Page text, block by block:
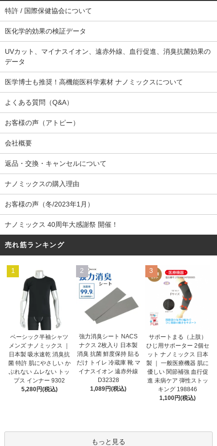
特許 / 国際保健協会について
医化学的効果の検証データ
UVカット、マイナスイオン、遠赤外線、血行促進、消臭抗菌効果の
データ
医学博士も推奨！高機能医科学素材 ナノミックスについて
よくある質問（Q&A）
お客様の声（アトピー）
会社概要
返品・交換・キャンセルについて
ナノミックスの購入理由
お客様の声（冬/2023年1月）
ナノミックス 40周年大感謝祭 開催！
売れ筋ランキング
1
ベーシック半袖シャツ
メンズ ナノミックス ｜
日本製 吸水速乾 消臭抗
菌 特許 肌にやさしい か
ぶれない ムレない トッ
プス インナー 9302
5,280円(税込)
2
強力消臭シート NACS
ナクス 2枚入り 日本製
消臭 抗菌 鮮度保持 貼る
だけ トイレ 冷蔵庫 靴 マ
イナスイオン 遠赤外線
D32328
1,089円(税込)
3
サポートまる（上肢）
ひじ用サポーター 2個セ
ット ナノミックス 日本
製 ｜ 一般医療機器 肌に
優しい 関節補強 血行促
進 未病ケア 弾性ストッ
キング 198846
1,100円(税込)
もっと見る